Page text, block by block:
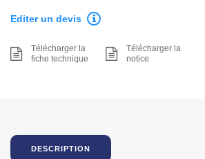
Editer un devis
Télécharger la
fiche technique
Télécharger la
notice
DESCRIPTION